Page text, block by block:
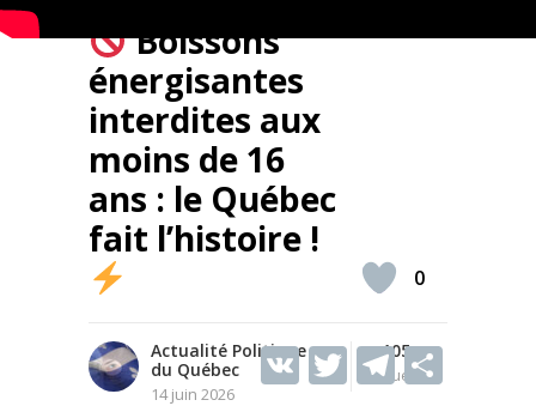
Boissons
énergisantes
interdites aux
moins de 16
ans : le Québec
fait l’histoire !
Actualité Politique
du Québec
14 juin 2026
105
Vues
V T T
0